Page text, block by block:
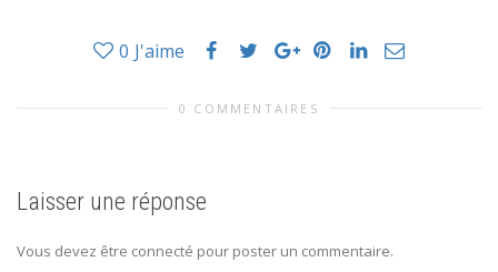
0 J'aime
0 COMMENTAIRES
Laisser une réponse
Vous devez être connecté pour poster un commentaire.